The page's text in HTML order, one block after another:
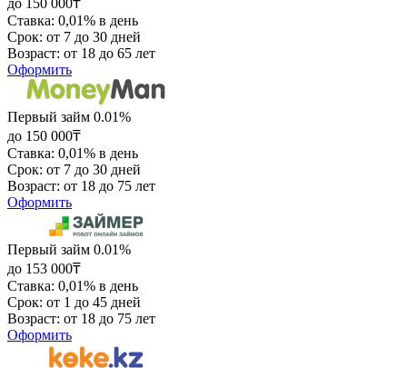
Ставка: 0,01% в день
Срок: от 7 до 30 дней
Возраст: от 18 до 65 лет
Оформить
Первый займ 0.01%
до 150 000₸
Ставка: 0,01% в день
Срок: от 7 до 30 дней
Возраст: от 18 до 75 лет
Оформить
Первый займ 0.01%
до 153 000₸
Ставка: 0,01% в день
Срок: от 1 до 45 дней
Возраст: от 18 до 75 лет
Оформить